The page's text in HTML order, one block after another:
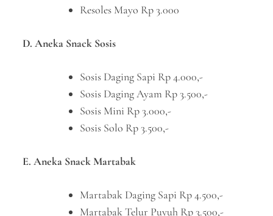
Resoles Mayo Rp 3.000
D. Aneka Snack Sosis
Sosis Daging Sapi Rp 4.000,-
Sosis Daging Ayam Rp 3.500,-
Sosis Mini Rp 3.000,-
Sosis Solo Rp 3.500,-
E. Aneka Snack Martabak
Martabak Daging Sapi Rp 4.500,-
Martabak Telur Puyuh Rp 3.500,-